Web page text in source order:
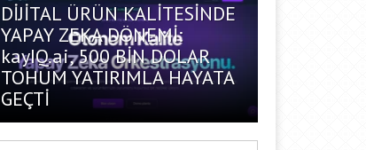
DİJİTAL ÜRÜN KALİTESİNDE
YAPAY ZEKA DÖNEMİ:
kayIQ.ai, 500 BİN DOLAR
TOHUM YATIRIMLA HAYATA
GEÇTİ